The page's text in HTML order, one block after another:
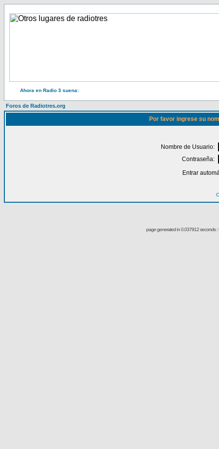
Ahora en Radio 3 suena:
Foros de Radiotres.org
Por favor ingrese su
Nombre de Usuario:
Contraseña:
Entrar
page generated in 0.037912 seconds :